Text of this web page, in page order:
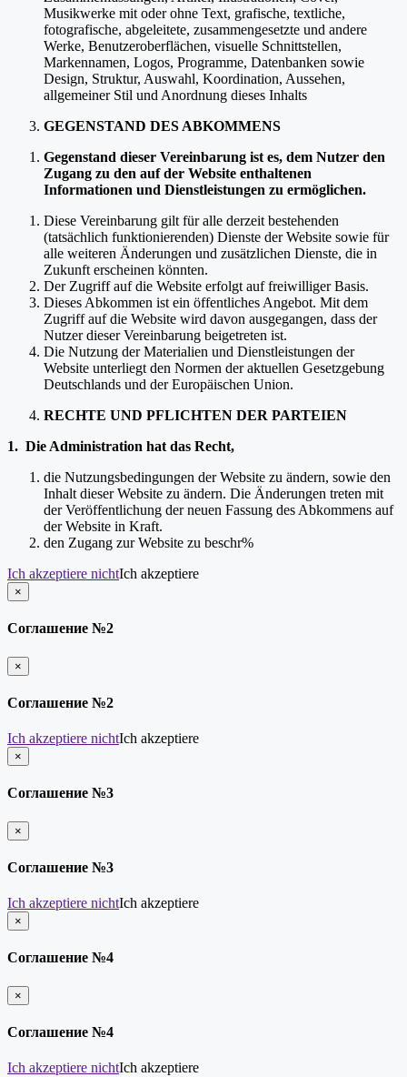
Musikwerke mit oder ohne Text, grafische, textliche,
fotografische, abgeleitete, zusammengesetzte und andere
Werke, Benutzeroberflächen, visuelle Schnittstellen,
Markennamen, Logos, Programme, Datenbanken sowie
Design, Struktur, Auswahl, Koordination, Aussehen,
allgemeiner Stil und Anordnung dieses Inhalts
GEGENSTAND DES ABKOMMENS
Gegenstand dieser Vereinbarung ist es, dem Nutzer den
Zugang zu den auf der Website enthaltenen
Informationen und Dienstleistungen zu ermöglichen.
Diese Vereinbarung gilt für alle derzeit bestehenden
(tatsächlich funktionierenden) Dienste der Website sowie für
alle weiteren Änderungen und zusätzlichen Dienste, die in
Zukunft erscheinen könnten.
Der Zugriff auf die Website erfolgt auf freiwilliger Basis.
Dieses Abkommen ist ein öffentliches Angebot. Mit dem
Zugriff auf die Website wird davon ausgegangen, dass der
Nutzer dieser Vereinbarung beigetreten ist.
Die Nutzung der Materialien und Dienstleistungen der
Website unterliegt den Normen der aktuellen Gesetzgebung
Deutschlands und der Europäischen Union.
RECHTE UND PFLICHTEN DER PARTEIEN
1. Die Administration hat das Recht,
die Nutzungsbedingungen der Website zu ändern, sowie den
Inhalt dieser Website zu ändern. Die Änderungen treten mit
der Veröffentlichung der neuen Fassung des Abkommens auf
der Website in Kraft.
den Zugang zur Website zu beschr%
Ich akzeptiere nichtIch akzeptiere
×
schließen
Соглашение №2
×
schließen
Соглашение №2
Ich akzeptiere nichtIch akzeptiere
×
schließen
Соглашение №3
×
schließen
Соглашение №3
Ich akzeptiere nichtIch akzeptiere
×
schließen
Соглашение №4
×
schließen
Соглашение №4
Ich akzeptiere nichtIch akzeptiere